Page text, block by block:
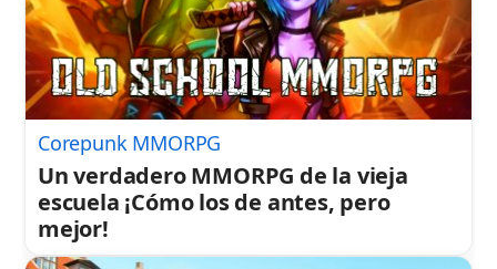
Corepunk MMORPG
Un verdadero MMORPG de la vieja
escuela ¡Cómo los de antes, pero
mejor!